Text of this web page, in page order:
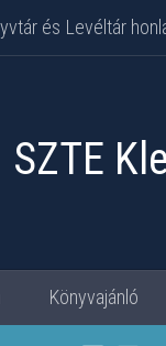
és Levéltár
SZTE
Könyvajánló